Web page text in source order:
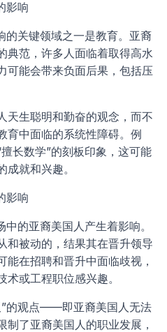
影响
的关键领域之一是教育。亚裔
典范，许多人面临着取得高水
可能会带来负面后果，包括压
天生聪明和勤奋的观念，而不
育中面临的系统性障碍。例
长数学”的刻板印象，这可能
就和兴趣。
影响
的亚裔美国人产生着影响。
和被动的，结果其在晋升领导
在招聘和晋升中面临歧视，
或工程职位感兴趣。
”的观点——即亚裔美国人无法
了亚裔美国人的职业发展，